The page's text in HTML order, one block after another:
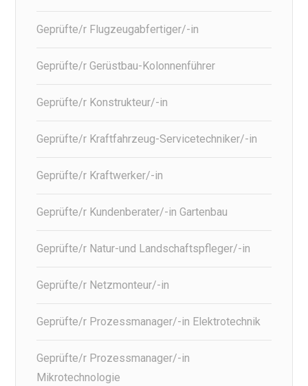
Geprüfte/r Flugzeugabfertiger/-in
Geprüfte/r Gerüstbau-Kolonnenführer
Geprüfte/r Konstrukteur/-in
Geprüfte/r Kraftfahrzeug-Servicetechniker/-in
Geprüfte/r Kraftwerker/-in
Geprüfte/r Kundenberater/-in Gartenbau
Geprüfte/r Natur-und Landschaftspfleger/-in
Geprüfte/r Netzmonteur/-in
Geprüfte/r Prozessmanager/-in Elektrotechnik
Geprüfte/r Prozessmanager/-in
Mikrotechnologie